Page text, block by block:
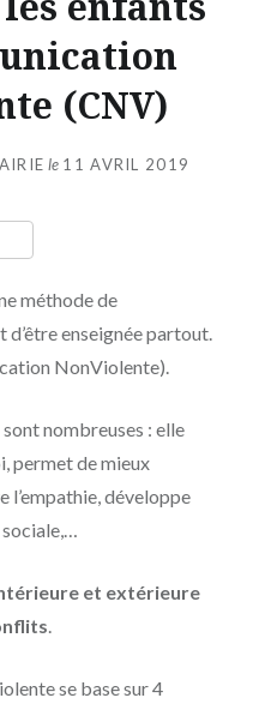
(CNV)
le 11 AVRIL 2019
méthode de
enseignée partout.
NonViolente).
nombreuses : elle
permet de mieux
l’empathie, développe
et extérieure
.
se base sur 4